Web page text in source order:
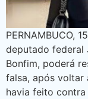
PERNAMBUCO,
deputado federal
Bonfim, poderá
falsa, após voltar
havia feito contra